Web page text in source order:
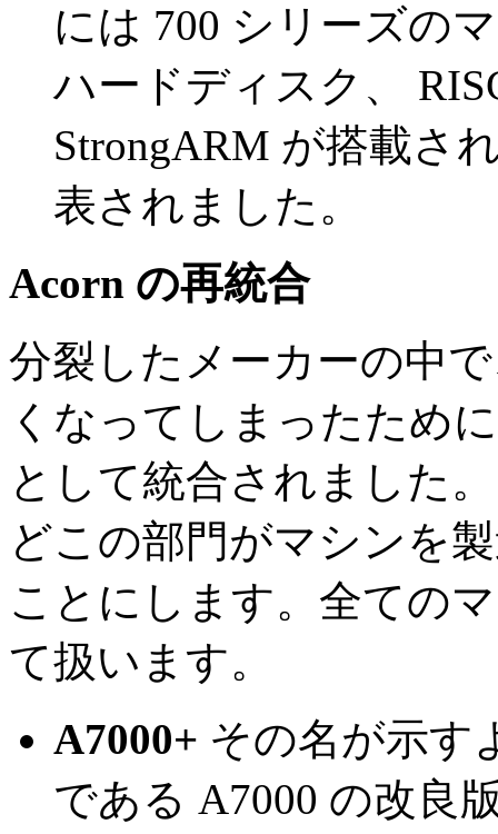
には 700 シリーズの
ハードディスク、
StrongARM が搭載さ
表されました。
Acorn の再統合
分裂したメーカーの中
くなってしまったため
として統合されました
どこの部門がマシンを
ことにします。全ての
て扱います。
A7000+ その名が示す
である A7000 の改良